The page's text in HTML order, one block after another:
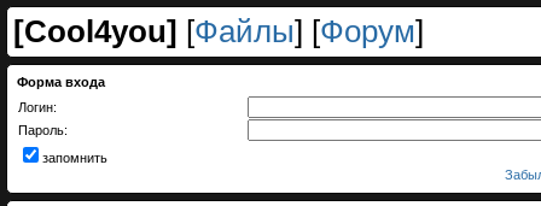
[Cool4you] [Файлы] [Форум]
Форма входа
Логин:
Пароль:
запомнить